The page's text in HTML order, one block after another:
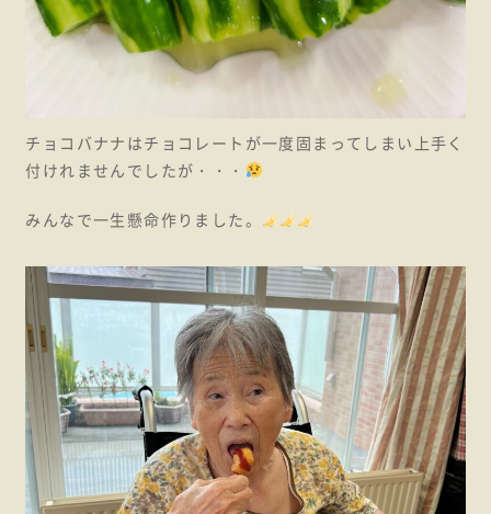
チョコバナナはチョコレートが一度固まってしまい上手く
付けれませんでしたが・・・
みんなで一生懸命作りました。